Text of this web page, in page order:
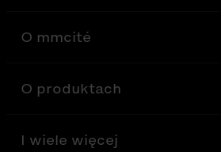
O mmcité
O produktach
I wiele więcej